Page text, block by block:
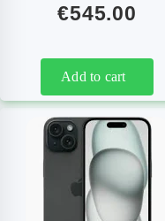
€545.00
Add to cart